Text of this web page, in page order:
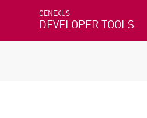
GENEXUS
DEVELOPER TOOLS